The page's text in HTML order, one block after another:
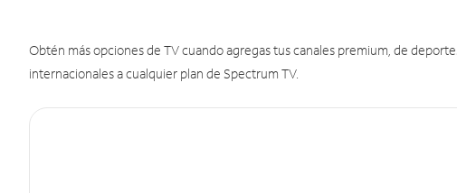
Obtén más opciones de TV cuando agregas tus canales premium, de
internacionales a cualquier plan de Spectrum TV.